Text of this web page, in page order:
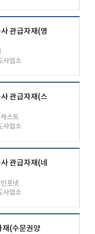
관급자재(영
사업소
관급자재(스
스트
사업소
관급자재(네
포넷
사업소
재(수문권양